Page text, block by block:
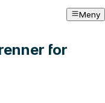
Meny
for